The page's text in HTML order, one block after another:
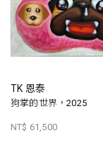
TK 恩泰
狗掌的世界，2025
NT$ 61,500